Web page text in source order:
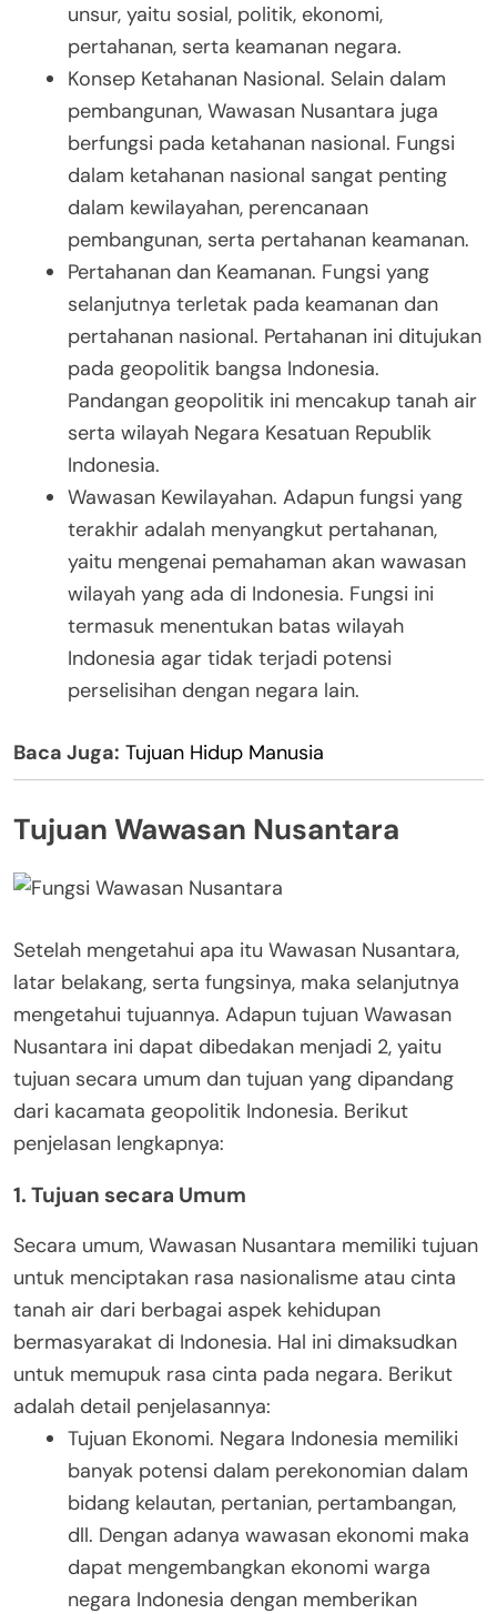
unsur, yaitu sosial, politik, ekonomi,
pertahanan, serta keamanan negara.
Konsep Ketahanan Nasional. Selain dalam
pembangunan, Wawasan Nusantara juga
berfungsi pada ketahanan nasional. Fungsi
dalam ketahanan nasional sangat penting
dalam kewilayahan, perencanaan
pembangunan, serta pertahanan keamanan.
Pertahanan dan Keamanan. Fungsi yang
selanjutnya terletak pada keamanan dan
pertahanan nasional. Pertahanan ini ditujukan
pada geopolitik bangsa Indonesia.
Pandangan geopolitik ini mencakup tanah air
serta wilayah Negara Kesatuan Republik
Indonesia.
Wawasan Kewilayahan. Adapun fungsi yang
terakhir adalah menyangkut pertahanan,
yaitu mengenai pemahaman akan wawasan
wilayah yang ada di Indonesia. Fungsi ini
termasuk menentukan batas wilayah
Indonesia agar tidak terjadi potensi
perselisihan dengan negara lain.
Baca Juga: Tujuan Hidup Manusia
Tujuan Wawasan Nusantara
Setelah mengetahui apa itu Wawasan Nusantara,
latar belakang, serta fungsinya, maka selanjutnya
mengetahui tujuannya. Adapun tujuan Wawasan
Nusantara ini dapat dibedakan menjadi 2, yaitu
tujuan secara umum dan tujuan yang dipandang
dari kacamata geopolitik Indonesia. Berikut
penjelasan lengkapnya:
1. Tujuan secara Umum
Secara umum, Wawasan Nusantara memiliki tujuan
untuk menciptakan rasa nasionalisme atau cinta
tanah air dari berbagai aspek kehidupan
bermasyarakat di Indonesia. Hal ini dimaksudkan
untuk memupuk rasa cinta pada negara. Berikut
adalah detail penjelasannya:
Tujuan Ekonomi. Negara Indonesia memiliki
banyak potensi dalam perekonomian dalam
bidang kelautan, pertanian, pertambangan,
dll. Dengan adanya wawasan ekonomi maka
dapat mengembangkan ekonomi warga
negara Indonesia dengan memberikan